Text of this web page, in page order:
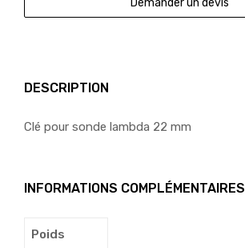
DESCRIPTION
Clé pour sonde lambda 22 mm
INFORMATIONS COMPLÉMENTAIRES
Poids